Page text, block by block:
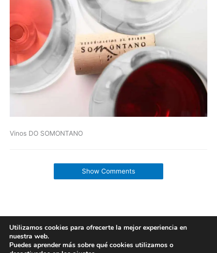
Vinos DO SOMONTANO
Show Comments
Copyright © 2026 labuenavidaenzaragoza.com
Sitio web protegido porMantenimiento web Zaragoza
Utilizamos cookies para ofrecerte la mejor experiencia en
nuestra web.
Puedes aprender más sobre qué cookies utilizamos o